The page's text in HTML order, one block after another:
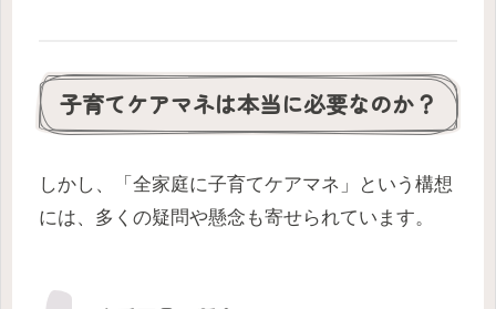
子育てケアマネは本当に必要なのか？
しかし、「全家庭に子育てケアマネ」という構想
には、多くの疑問や懸念も寄せられています。